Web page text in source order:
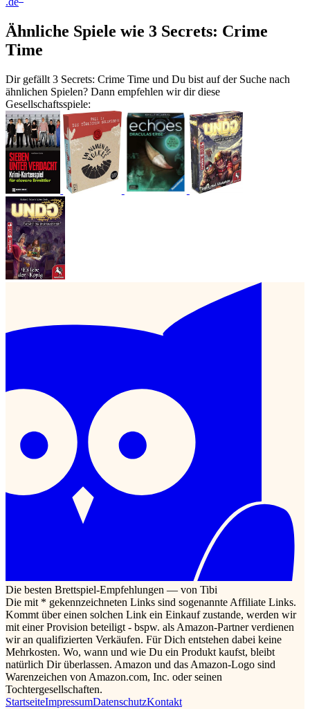
Ähnliche Spiele wie 3 Secrets: Crime
Time
Dir gefällt 3 Secrets: Crime Time und Du bist auf der Suche nach
ähnlichen Spielen? Dann empfehlen wir dir diese
Gesellschaftsspiele:
Die besten Brettspiel-Empfehlungen — von Tibi
Die mit * gekennzeichneten Links sind sogenannte Affiliate Links.
Kommt über einen solchen Link ein Einkauf zustande, werden wir
mit einer Provision beteiligt - bspw. als Amazon-Partner verdienen
wir an qualifizierten Verkäufen. Für Dich entstehen dabei keine
Mehrkosten. Wo, wann und wie Du ein Produkt kaufst, bleibt
natürlich Dir überlassen. Amazon und das Amazon-Logo sind
Warenzeichen von Amazon.com, Inc. oder seinen
Tochtergesellschaften.
StartseiteImpressumDatenschutzKontakt